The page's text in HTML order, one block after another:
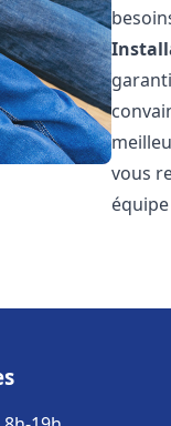
vous
équipe